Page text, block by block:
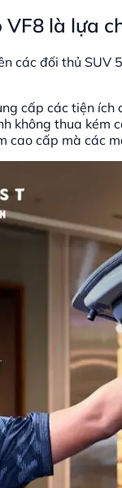
là lựa
các đối thủ SUV
cấp các tiện
không thua kém
cấp mà các